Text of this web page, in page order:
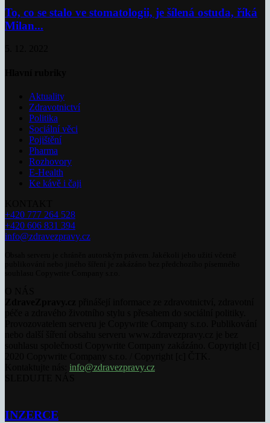
To, co se stalo ve stomatologii, je šílená ostuda, říká
Milan...
Aktuality
Zdravotnictví
Politika
Sociální věci
Pojištění
Pharma
Rozhovory
E-Health
Ke kávě i čaji
+420 777 264 528
+420 606 831 394
info@zdravezpravy.cz
info@zdravezpravy.cz
INZERCE